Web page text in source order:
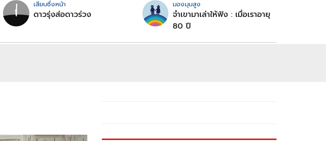
เสียบซึ่งหน้า
ดาวรุ่งส่อดาวร่วง
มองมุมสูง
จำเขามาเล่าให้ฟัง : เมื่อเราอายุ
80 ปี